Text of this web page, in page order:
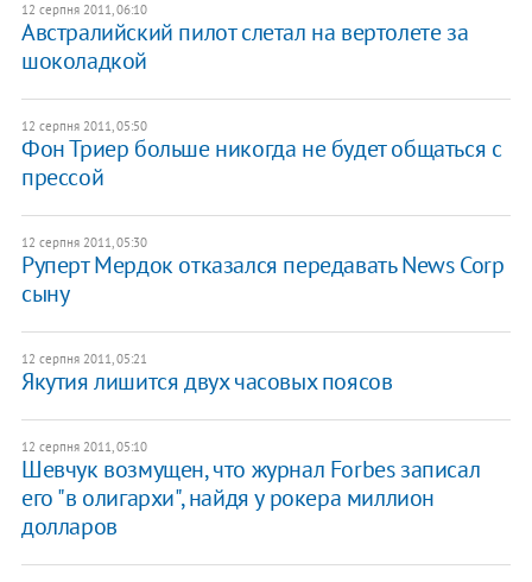
12 серпня 2011, 06:10
Австралийский пилот слетал на вертолете за
шоколадкой
12 серпня 2011, 05:50
Фон Триер больше никогда не будет общаться с
прессой
12 серпня 2011, 05:30
Руперт Мердок отказался передавать News Corp
сыну
12 серпня 2011, 05:21
Якутия лишится двух часовых поясов
12 серпня 2011, 05:10
Шевчук возмущен, что журнал Forbes записал
его "в олигархи", найдя у рокера миллион
долларов